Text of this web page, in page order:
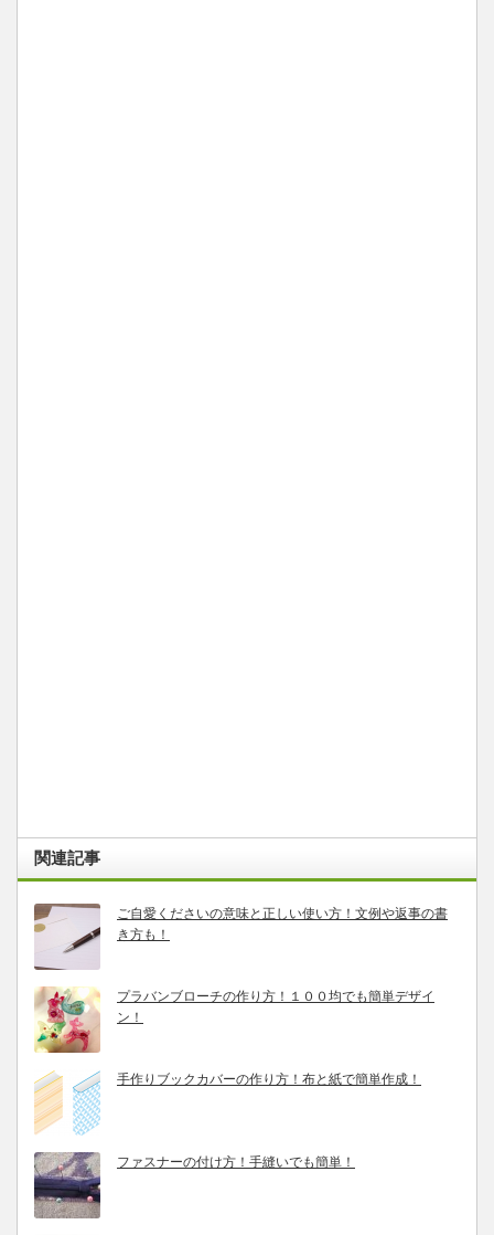
関連記事
ご自愛くださいの意味と正しい使い方！文例や返事の書
き方も！
プラバンブローチの作り方！１００均でも簡単デザイ
ン！
手作りブックカバーの作り方！布と紙で簡単作成！
ファスナーの付け方！手縫いでも簡単！